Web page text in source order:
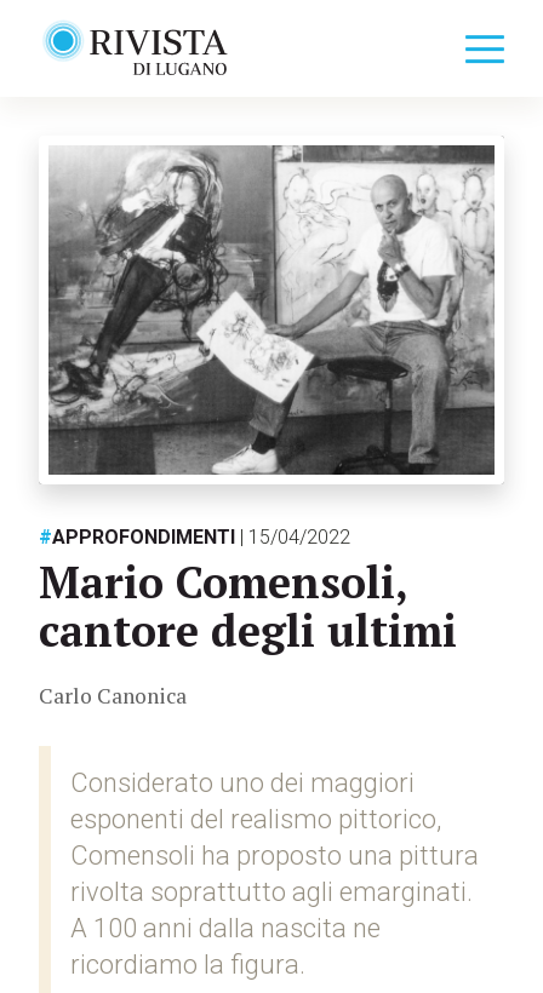
#APPROFONDIMENTI | 15/04/2022
Mario Comensoli,
cantore degli ultimi
Carlo Canonica
Considerato uno dei maggiori
esponenti del realismo pittorico,
Comensoli ha proposto una pittura
rivolta soprattutto agli emarginati.
A 100 anni dalla nascita ne
ricordiamo la figura.